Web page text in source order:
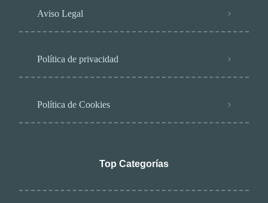
Aviso Legal
Política de privacidad
Política de Cookies
Top Categorías